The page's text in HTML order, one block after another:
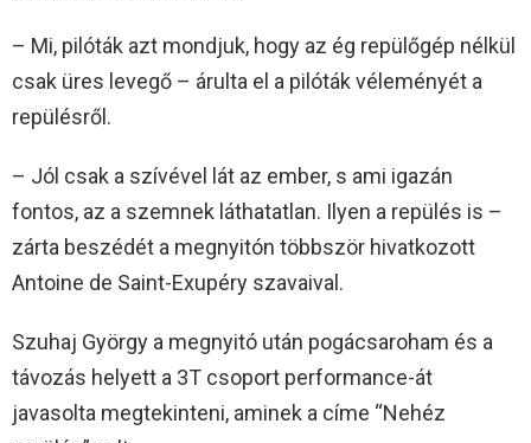
– Mi, pilóták azt mondjuk, hogy az ég repülőgép nélkül
csak üres levegő – árulta el a pilóták véleményét a
repülésről.
– Jól csak a szívével lát az ember, s ami igazán
fontos, az a szemnek láthatatlan. Ilyen a repülés is –
zárta beszédét a megnyitón többször hivatkozott
Antoine de Saint-Exupéry szavaival.
Szuhaj György a megnyitó után pogácsaroham és a
távozás helyett a 3T csoport performance-át
javasolta megtekinteni, aminek a címe “Nehéz